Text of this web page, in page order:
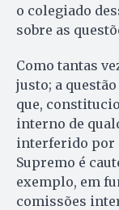
o colegiado
sobre as
Como tantas
justo; a
que,
interno de
interferido por
Supremo é
exemplo, em
comissões